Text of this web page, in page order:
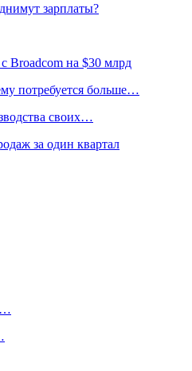
зарплаты?
Broadcom на $30 млрд
потребуется больше…
своих…
за один квартал